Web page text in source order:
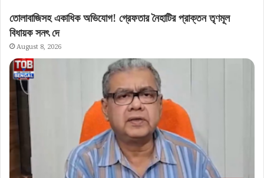
তোলাবাজিসহ একাধিক অভিযোগ! গ্রেফতার নৈহাটির প্রাক্তন তৃণমূল
বিধায়ক সনৎ দে
August 8, 2026